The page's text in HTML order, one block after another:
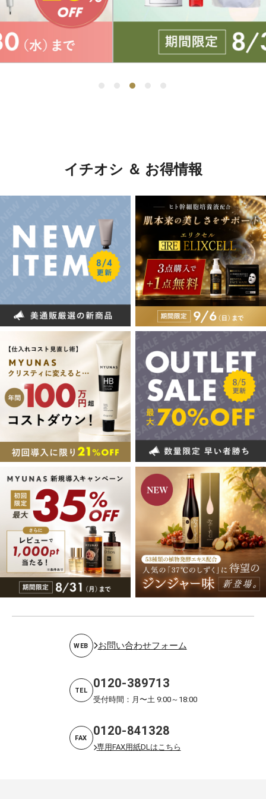
イチオシ ＆ お得情報
WEB お問い合わせフォーム
TEL 0120-389713
受付時間：月〜土 9:00～18:00
FAX 0120-841328
専用FAX用紙DLはこちら